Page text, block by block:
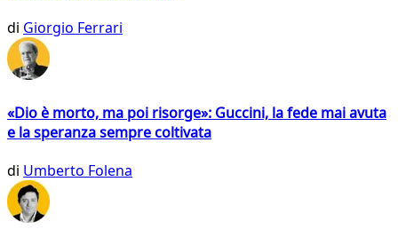
di Giorgio Ferrari
«Dio è morto, ma poi risorge»: Guccini, la fede mai avuta
e la speranza sempre coltivata
di Umberto Folena